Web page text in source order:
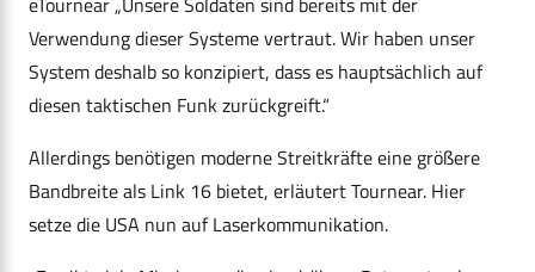
Verwendung dieser Systeme vertraut. Wir haben unser
System deshalb so konzipiert, dass es hauptsächlich auf
diesen taktischen Funk zurückgreift.“
Allerdings benötigen moderne Streitkräfte eine größere
Bandbreite als Link 16 bietet, erläutert Tournear. Hier
setze die USA nun auf Laserkommunikation.